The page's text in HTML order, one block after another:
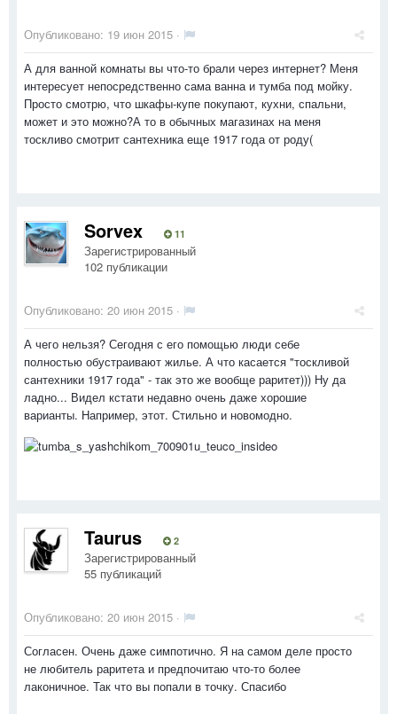
Опубликовано: 19 июн 2015 ·
А для ванной комнаты вы что-то брали через интернет? Меня
интересует непосредственно сама ванна и тумба под мойку.
Просто смотрю, что шкафы-купе покупают, кухни, спальни,
может и это можно?А то в обычных магазинах на меня
тоскливо смотрит сантехника еще 1917 года от роду(
Sorvex 11
Зарегистрированный
102 публикации
Опубликовано: 20 июн 2015 ·
А чего нельзя? Сегодня с его помощью люди себе
полностью обустраивают жилье. А что касается "тоскливой
сантехники 1917 года" - так это же вообще раритет))) Ну да
ладно... Видел кстати недавно очень даже хорошие
варианты. Например, этот. Стильно и новомодно.
Taurus 2
Зарегистрированный
55 публикаций
Опубликовано: 20 июн 2015 ·
Согласен. Очень даже симпотично. Я на самом деле просто
не любитель раритета и предпочитаю что-то более
лаконичное. Так что вы попали в точку. Спасибо